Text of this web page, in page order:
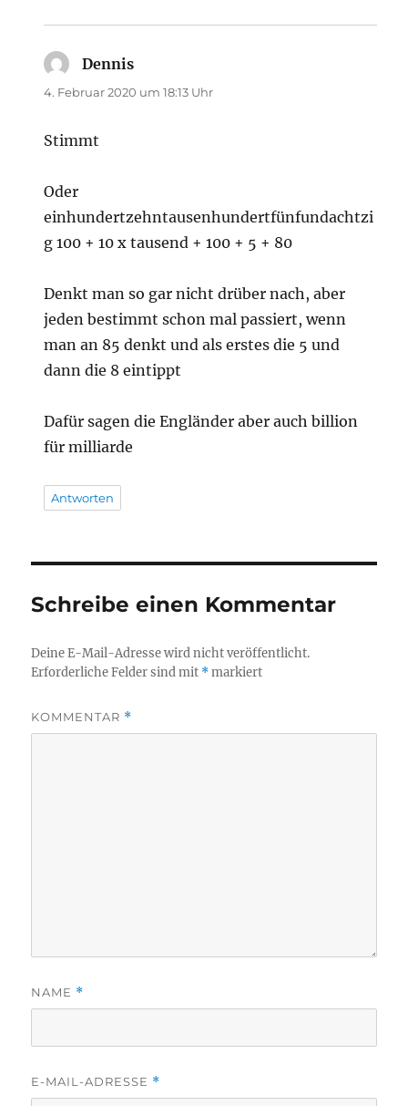
Dennis
4. Februar 2020 um 18:13 Uhr
Stimmt
Oder
einhundertzehntausenhundertfünfundachtzi
g 100 + 10 x tausend + 100 + 5 + 80
Denkt man so gar nicht drüber nach, aber
jeden bestimmt schon mal passiert, wenn
man an 85 denkt und als erstes die 5 und
dann die 8 eintippt
Dafür sagen die Engländer aber auch billion
für milliarde
Antworten
Schreibe einen Kommentar
Deine E-Mail-Adresse wird nicht veröffentlicht.
Erforderliche Felder sind mit *markiert
KOMMENTAR *
NAME *
E-MAIL-ADRESSE *